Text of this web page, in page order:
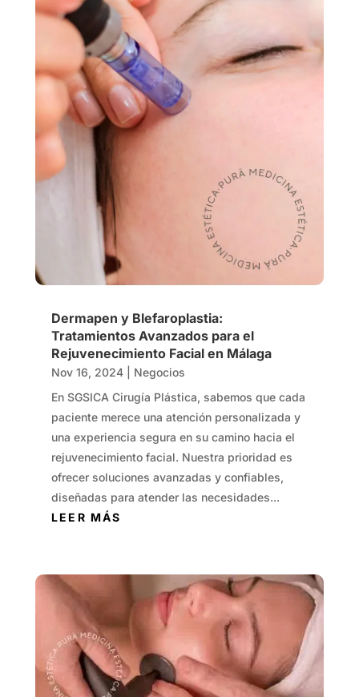
Dermapen y Blefaroplastia:
Tratamientos Avanzados para el
Rejuvenecimiento Facial en Málaga
Nov 16, 2024| Negocios
En SGSICA Cirugía Plástica, sabemos que cada
paciente merece una atención personalizada y
una experiencia segura en su camino hacia el
rejuvenecimiento facial. Nuestra prioridad es
ofrecer soluciones avanzadas y confiables,
diseñadas para atender las necesidades...
LEER MÁS